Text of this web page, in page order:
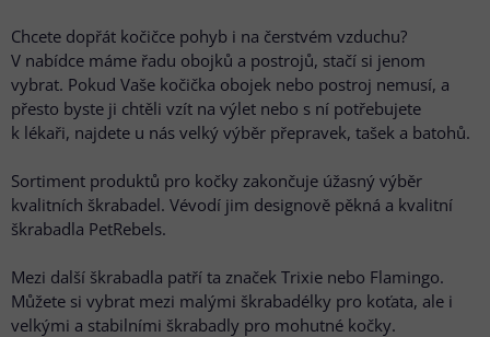
Chcete dopřát kočičce pohyb i na čerstvém vzduchu?
V nabídce máme řadu obojků a postrojů, stačí si jenom
vybrat. Pokud Vaše kočička obojek nebo postroj nemusí, a
přesto byste ji chtěli vzít na výlet nebo s ní potřebujete
k lékaři, najdete u nás velký výběr přepravek, tašek a batohů.
Sortiment produktů pro kočky zakončuje úžasný výběr
kvalitních škrabadel. Vévodí jim designově pěkná a kvalitní
škrabadla PetRebels.
Mezi další škrabadla patří ta značek Trixie nebo Flamingo.
Můžete si vybrat mezi malými škrabadélky pro koťata, ale i
velkými a stabilními škrabadly pro mohutné kočky.